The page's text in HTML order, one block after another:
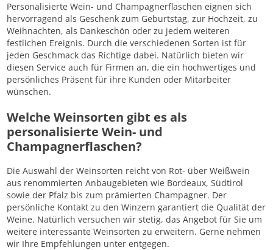
Personalisierte Wein- und Champagnerflaschen eignen sich
hervorragend als Geschenk zum Geburtstag, zur Hochzeit, zu
Weihnachten, als Dankeschön oder zu jedem weiteren
festlichen Ereignis. Durch die verschiedenen Sorten ist für
jeden Geschmack das Richtige dabei. Natürlich bieten wir
diesen Service auch für Firmen an, die ein hochwertiges und
persönliches Präsent für ihre Kunden oder Mitarbeiter
wünschen.
Welche Weinsorten gibt es als
personalisierte Wein- und
Champagnerflaschen?
Die Auswahl der Weinsorten reicht von Rot- über Weißwein
aus renommierten Anbaugebieten wie Bordeaux, Südtirol
sowie der Pfalz bis zum prämierten Champagner. Der
persönliche Kontakt zu den Winzern garantiert die Qualität der
Weine. Natürlich versuchen wir stetig, das Angebot für Sie um
weitere interessante Weinsorten zu erweitern. Gerne nehmen
wir Ihre Empfehlungen unter entgegen.